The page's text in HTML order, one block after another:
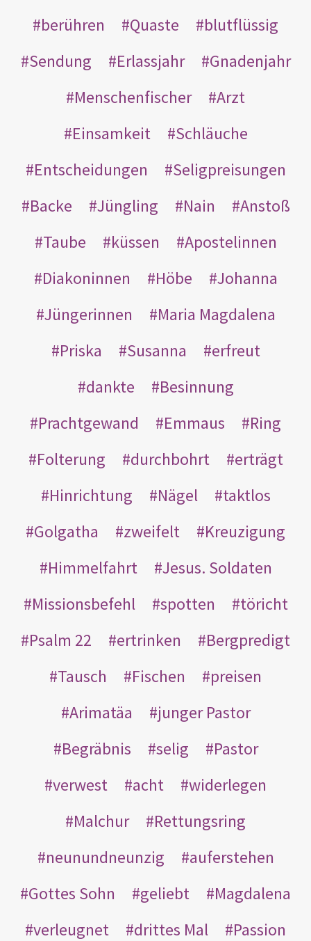
berühren
Quaste
blutflüssig
Sendung
Erlassjahr
Gnadenjahr
Menschenfischer
Arzt
Einsamkeit
Schläuche
Entscheidungen
Seligpreisungen
Backe
Jüngling Nain
Anstoß
Taube
küssen
Apostelinnen
Diakoninnen
Höbe
Johanna
Jüngerinnen
Maria Magdalena
Priska
Susanna
erfreut
dankte
Besinnung
Prachtgewand
Emmaus
Ring
Folterung
durchbohrt
erträgt
Hinrichtung
Nägel
taktlos
Golgatha
zweifelt
Kreuzigung
Himmelfahrt
Jesus. Soldaten
Missionsbefehl
spotten
töricht
Psalm 22
ertrinken
Bergpredigt
Tausch
Fischen
preisen
Arimatäa
junger Pastor
Begräbnis
selig
Pastor
verwest
acht
widerlegen
Malchur
Rettungsring
neunundneunzig
auferstehen
Gottes Sohn
geliebt
Magdalena
verleugnet
drittes Mal
Passion